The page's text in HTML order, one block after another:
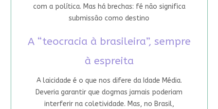
com a política. Mas há brechas: fé não significa
submissão como destino
A “teocracia à brasileira”, sempre
à espreita
A laicidade é o que nos difere da Idade Média.
Deveria garantir que dogmas jamais poderiam
interferir na coletividade. Mas, no Brasil,